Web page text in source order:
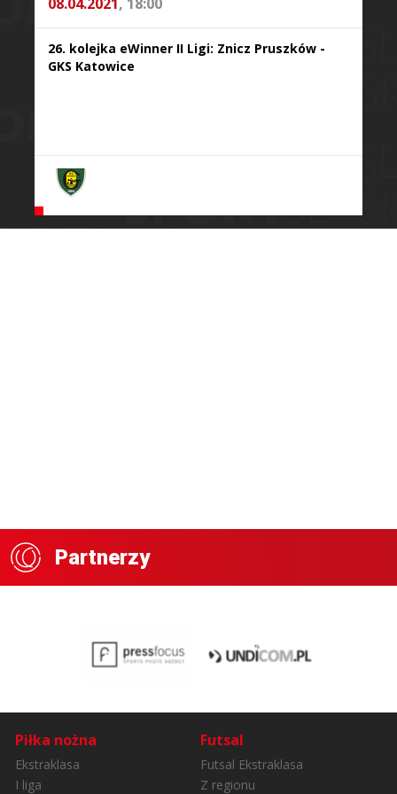
26. kolejka eWinner II Ligi: Znicz Pruszków -
GKS Katowice
Partnerzy
Piłka nożna
Ekstraklasa
I liga
Futsal
Futsal Ekstraklasa
Z regionu